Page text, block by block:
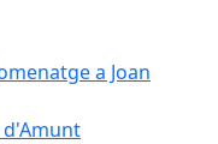
a Joan
d'Amunt